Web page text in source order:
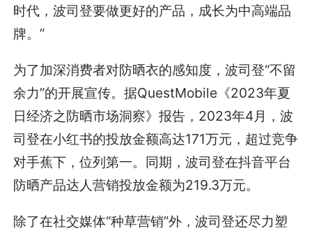
时代，波司登要做更好的产品，成长为中高端品
牌。”
为了加深消费者对防晒衣的感知度，波司登“不留
余力”的开展宣传。据QuestMobile《2023年夏
日经济之防晒市场洞察》报告，2023年4月，波
司登在小红书的投放金额高达171万元，超过竞争
对手蕉下，位列第一。同期，波司登在抖音平台
防晒产品达人营销投放金额为219.3万元。
除了在社交媒体“种草营销”外，波司登还尽力塑